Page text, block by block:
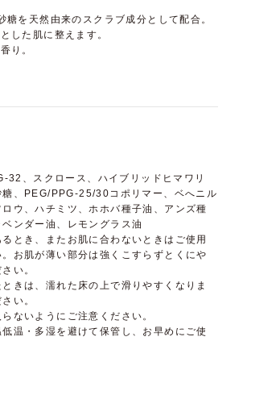
を天然由来のスクラブ成分として配合。
した肌に整えます。
り。
32、スクロース、ハイブリッドヒマワリ
糖、PEG/PPG-25/30コポリマー、ベへニル
ウ、ハチミツ、ホホバ種子油、アンズ種
ンダー油、レモングラス油
とき、またお肌に合わないときはご使用
お肌が薄い部分は強くこすらずとくにや
い。
きは、濡れた床の上で滑りやすくなりま
い。
ないようにご注意ください。
温・多湿を避けて保管し、お早めにご使